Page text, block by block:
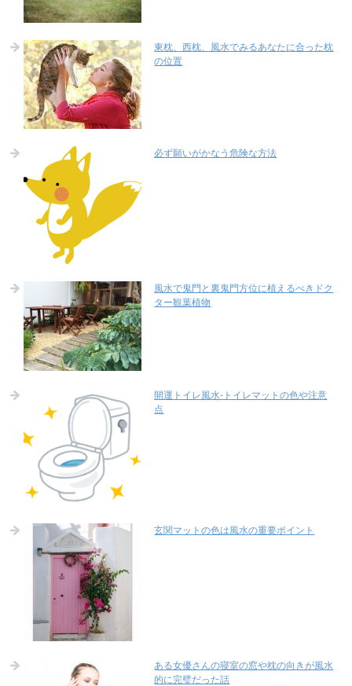
東枕、西枕、風水でみるあなたに合った枕
の位置
必ず願いがかなう危険な方法
風水で鬼門と裏鬼門方位に植えるべきドク
ター観葉植物
開運トイレ風水-トイレマットの色や注意
点
玄関マットの色は風水の重要ポイント
ある女優さんの寝室の窓や枕の向きが風水
的に完璧だった話